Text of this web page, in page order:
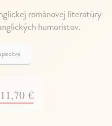
románovej literatúry
humoristov.
11,70 €